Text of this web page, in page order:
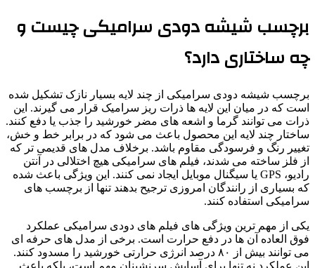
برچسب شیشه دودی سرامیکی چیست و
چه ساختاری دارد؟
برچسب شیشه دودی سرامیکی از چند لایه بسیار نازک تشکیل شده
است که در میان این لایه ها ذرات ریز سرامیک قرار می گیرند. این
ذرات می توانند گرما و اشعه های مضر خورشید را جذب یا دفع کنند.
ساختار چند لایه این محصول باعث می شود که در برابر خط و خش،
تغییر رنگ و فرسودگی مقاوم باشد. برخلاف مدل های قدیمی تر که
از فلز ساخته می شدند، فیلم های سرامیکی هیچ اختلالی در آنتن
رادیو، GPS یا سیگنال موبایل ایجاد نمی کنند. این ویژگی باعث شده
که بسیاری از رانندگان امروزی ترجیح بدهند تنها از برچسب های
سرامیکی استفاده کنند.
یکی از مهم ترین ویژگی های فیلم های دودی سرامیکی عملکرد
فوق العاده آن ها در دفع حرارت است. برخی از مدل های حرفه ای
می توانند بیش از ۸۰ درصد انرژی حرارتی خورشید را مسدود کنند.
این عملکرد نه تنها برای آسایش سرنشینان مهم است، بلکه باعث